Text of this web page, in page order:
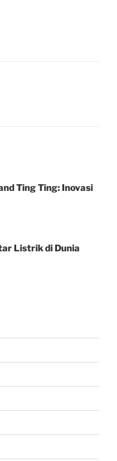
Ting Ting: Inovasi
Listrik di Dunia